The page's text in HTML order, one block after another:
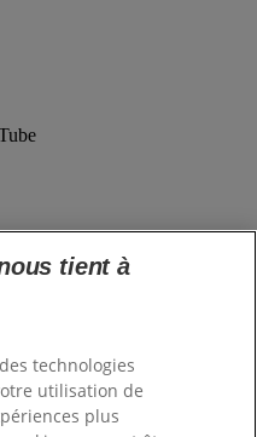
tient à
technologies
utilisation de
plus